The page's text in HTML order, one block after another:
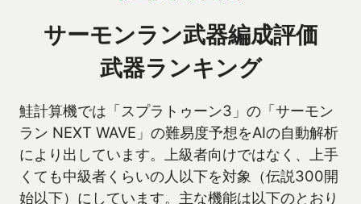
サーモンラン武器編成評価
武器ランキング
鮭計算機では「スプラトゥーン3」の「サーモン
ラン NEXT WAVE」の難易度予想をAIの自動解析
により出しています。上級者向けではなく、上手
くても中級者くらいの人以下を対象（伝説300開
始以下）にしています。主な機能は以下のとおり